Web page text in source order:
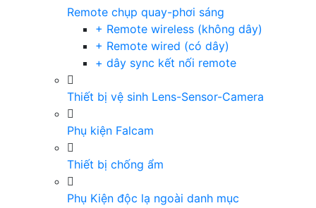
Remote chụp quay-phơi sáng
+ Remote wireless (không dây)
+ Remote wired (có dây)
+ dây sync kết nối remote
Thiết bị vệ sinh Lens-Sensor-Camera
Phụ kiện Falcam
Thiết bị chống ẩm
Phụ Kiện độc lạ ngoài danh mục